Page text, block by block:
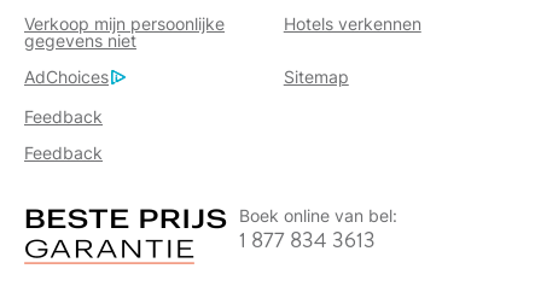
Verkoop mijn persoonlijke
gegevens niet
Hotels verkennen
AdChoices
Sitemap
Feedback
Feedback
Boek online van bel:
1 877 834 3613